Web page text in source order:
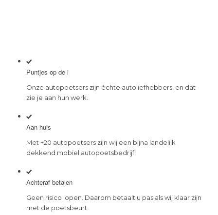
Puntjes op de i
Onze autopoetsers zijn échte autoliefhebbers, en dat
zie je aan hun werk.
Aan huis
Met +20 autopoetsers zijn wij een bijna landelijk
dekkend mobiel autopoetsbedrijf!
Achteraf betalen
Geen risico lopen. Daarom betaalt u pas als wij klaar zijn
met de poetsbeurt.